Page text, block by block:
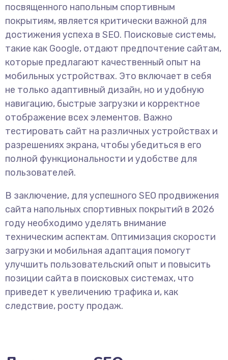
посвященного напольным спортивным
покрытиям, является критически важной для
достижения успеха в SEO. Поисковые системы,
такие как Google, отдают предпочтение сайтам,
которые предлагают качественный опыт на
мобильных устройствах. Это включает в себя
не только адаптивный дизайн, но и удобную
навигацию, быстрые загрузки и корректное
отображение всех элементов. Важно
тестировать сайт на различных устройствах и
разрешениях экрана, чтобы убедиться в его
полной функциональности и удобстве для
пользователей.
В заключение, для успешного SEO продвижения
сайта напольных спортивных покрытий в 2026
году необходимо уделять внимание
техническим аспектам. Оптимизация скорости
загрузки и мобильная адаптация помогут
улучшить пользовательский опыт и повысить
позиции сайта в поисковых системах, что
приведет к увеличению трафика и, как
следствие, росту продаж.